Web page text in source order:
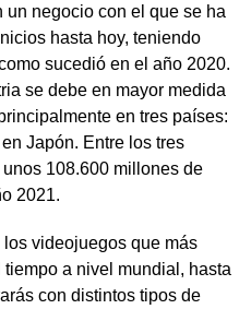
un negocio con el que se ha
hasta hoy, teniendo
sucedió en el año 2020.
se debe en mayor medida
en tres países:
Japón. Entre los tres
108.600 millones de
2021.
videojuegos que más
a nivel mundial, hasta
con distintos tipos de